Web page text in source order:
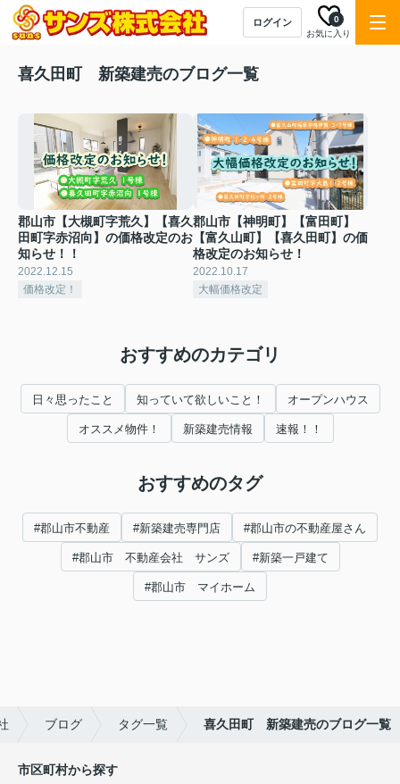
ログイン
お気に入り
0
喜久田町 新築建売のブログ一覧
郡山市【大槻町字荒久】【喜久
田町字赤沼向】の価格改定のお
知らせ！！
2022.12.15
価格改定！
郡山市【神明町】【富田町】
【富久山町】【喜久田町】の価
格改定のお知らせ！
2022.10.17
大幅価格改定
おすすめのカテゴリ
日々思ったこと 知っていて欲しいこと！ オープンハウス
オススメ物件！ 新築建売情報 速報！！
おすすめのタグ
#郡山市不動産 #新築建売専門店 #郡山市の不動産屋さん
#郡山市 不動産会社 サンズ #新築一戸建て
#郡山市 マイホーム
ブログ タグ一覧 喜久田町 新築建売のブログ一覧
市区町村から探す